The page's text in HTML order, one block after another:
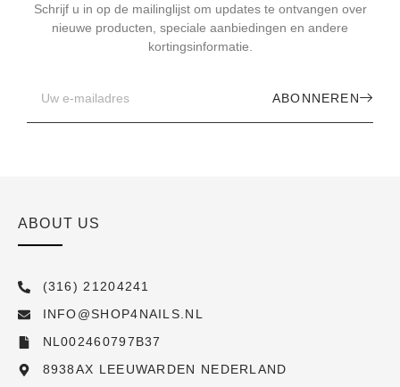
Schrijf u in op de mailinglijst om updates te ontvangen over
nieuwe producten, speciale aanbiedingen en andere
kortingsinformatie.
ABONNEREN
ABOUT US
(316) 21204241
INFO@SHOP4NAILS.NL
NL002460797B37
8938AX LEEUWARDEN NEDERLAND